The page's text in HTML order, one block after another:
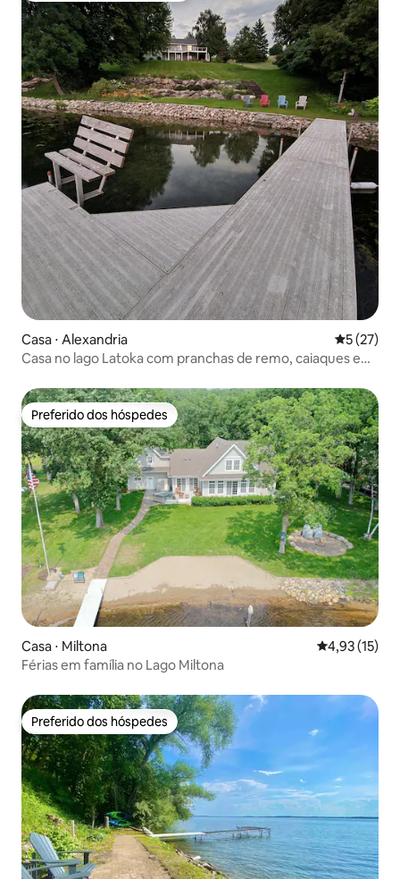
Casa ⋅ Alexandria 5 de uma
5 (27)
Casa no lago Latoka com pranchas de remo, caiaques e
Preferido dos hóspedes
Preferido dos hóspedes
Casa ⋅ Miltona 4,93 de uma
4,93 (15)
Férias em família no Lago Miltona
Preferido dos hóspedes
Preferido dos hóspedes